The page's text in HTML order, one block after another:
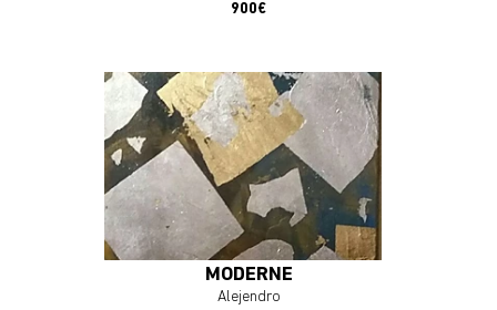
900€
MODERNE
Alejendro
En savoir plus
J'ACHÈTE L'OEUVRE